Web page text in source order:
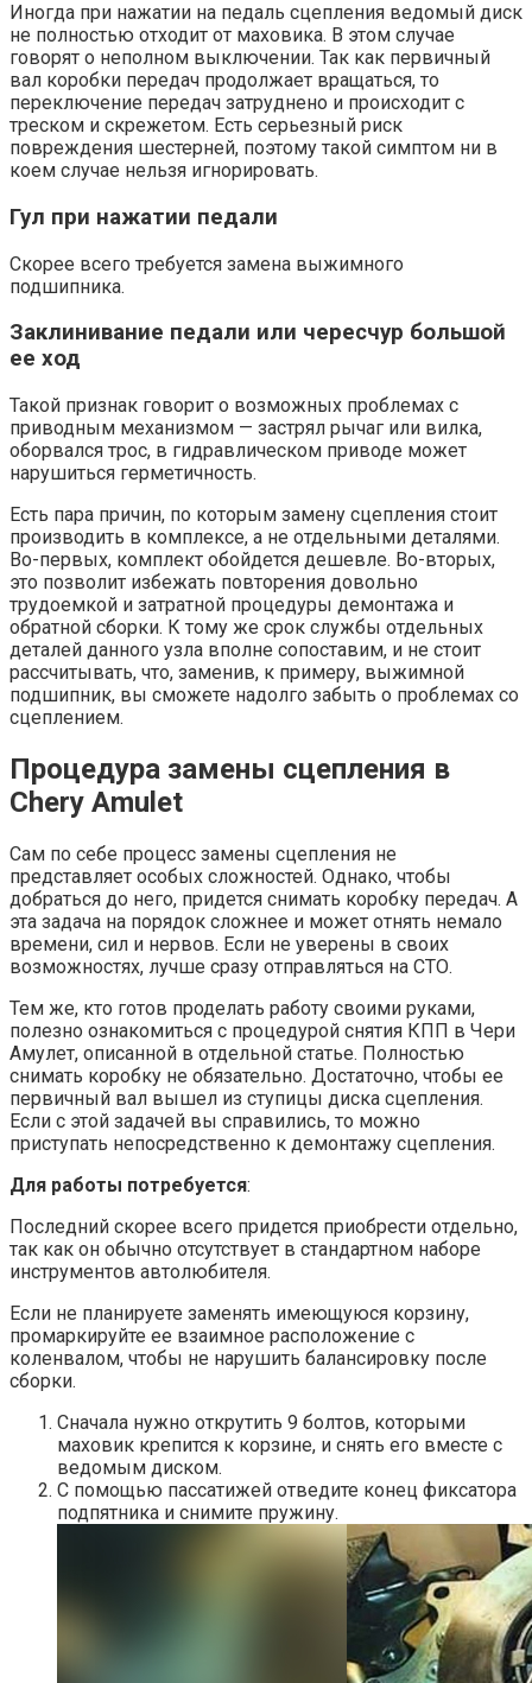
Иногда при нажатии на педаль сцепления ведомый диск
не полностью отходит от маховика. В этом случае
говорят о неполном выключении. Так как первичный
вал коробки передач продолжает вращаться, то
переключение передач затруднено и происходит с
треском и скрежетом. Есть серьезный риск
повреждения шестерней, поэтому такой симптом ни в
коем случае нельзя игнорировать.
Гул при нажатии педали
Скорее всего требуется замена выжимного
подшипника.
Заклинивание педали или чересчур большой
ее ход
Такой признак говорит о возможных проблемах с
приводным механизмом — застрял рычаг или вилка,
оборвался трос, в гидравлическом приводе может
нарушиться герметичность.
Есть пара причин, по которым замену сцепления стоит
производить в комплексе, а не отдельными деталями.
Во-первых, комплект обойдется дешевле. Во-вторых,
это позволит избежать повторения довольно
трудоемкой и затратной процедуры демонтажа и
обратной сборки. К тому же срок службы отдельных
деталей данного узла вполне сопоставим, и не стоит
рассчитывать, что, заменив, к примеру, выжимной
подшипник, вы сможете надолго забыть о проблемах со
сцеплением.
Процедура замены сцепления в
Chery Amulet
Сам по себе процесс замены сцепления не
представляет особых сложностей. Однако, чтобы
добраться до него, придется снимать коробку передач. А
эта задача на порядок сложнее и может отнять немало
времени, сил и нервов. Если не уверены в своих
возможностях, лучше сразу отправляться на СТО.
Тем же, кто готов проделать работу своими руками,
полезно ознакомиться с процедурой снятия КПП в Чери
Амулет, описанной в отдельной статье. Полностью
снимать коробку не обязательно. Достаточно, чтобы ее
первичный вал вышел из ступицы диска сцепления.
Если с этой задачей вы справились, то можно
приступать непосредственно к демонтажу сцепления.
Для работы потребуется:
Последний скорее всего придется приобрести отдельно,
так как он обычно отсутствует в стандартном наборе
инструментов автолюбителя.
Если не планируете заменять имеющуюся корзину,
промаркируйте ее взаимное расположение с
коленвалом, чтобы не нарушить балансировку после
сборки.
Сначала нужно открутить 9 болтов, которыми
маховик крепится к корзине, и снять его вместе с
ведомым диском.
С помощью пассатижей отведите конец фиксатора
подпятника и снимите пружину.